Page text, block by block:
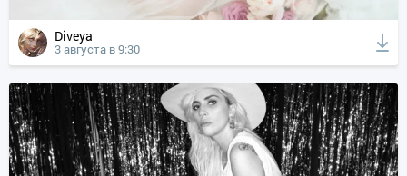
Diveya
3 августа в 9:30